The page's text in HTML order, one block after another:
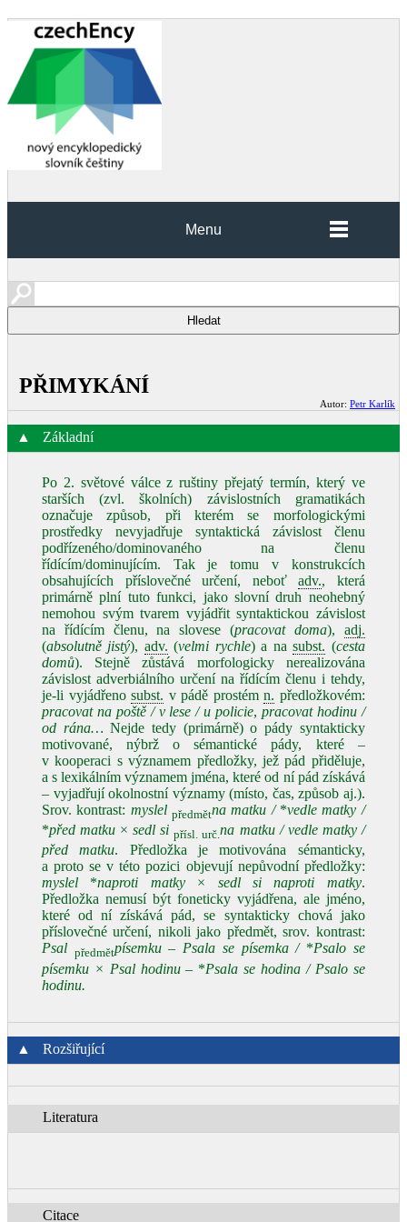
Menu
PŘIMYKÁNÍ
Autor: Petr Karlík
▲ Základní
Po 2. světové válce z ruštiny přejatý termín, který ve
starších (zvl. školních) závislostních gramatikách
označuje způsob, při kterém se morfologickými
prostředky nevyjadřuje syntaktická závislost členu
podřízeného/dominovaného na členu
řídícím/dominujícím. Tak je tomu v konstrukcích
obsahujících příslovečné určení, neboťadv., která
primárně plní tuto funkci, jako slovní druh neohebný
nemohou svým tvarem vyjádřit syntaktickou závislost
na řídícím členu, na slovese (pracovat doma), adj.
(absolutně jistý), adv. (velmi rychle) a nasubst. (cesta
domů). Stejně zůstává morfologicky nerealizována
závislost adverbiálního určení na řídícím členu i tehdy,
je‑li vyjádřenosubst. v pádě prostémn. předložkovém:
pracovat na poště / v lese / u policie, pracovat hodinu /
od rána… Nejde tedy (primárně) o pády syntakticky
motivované, nýbrž o sémantické pády, které –
v kooperaci s významem předložky, jež pád přiděluje,
a s lexikálním významem jména, které od ní pád získává
– vyjadřují okolnostní významy (místo, čas, způsob aj.).
Srov. kontrast: myslel předmětna matku /*vedle matky /
*před matku ×sedl si přísl. urč.na matku / vedle matky /
před matku. Předložka je motivována sémanticky,
a proto se v této pozici objevují nepůvodní předložky:
myslel *naproti matky× sedl si naproti matky.
Předložka nemusí být foneticky vyjádřena, ale jméno,
které od ní získává pád, se syntakticky chová jako
příslovečné určení, nikoli jako předmět, srov. kontrast:
Psal předmětpísemku – Psala se písemka /*Psalo se
písemku × Psal hodinu – *Psala se hodina / Psalo se
hodinu.
▲ Rozšiřující
Literatura
Citace